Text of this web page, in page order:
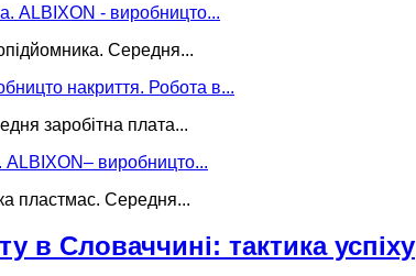
ALBIXON - виробницто...
Середня...
накриття. Робота в...
заробітна плата...
виробницто...
пластмас. Середня...
в Словаччині: тактика успіху